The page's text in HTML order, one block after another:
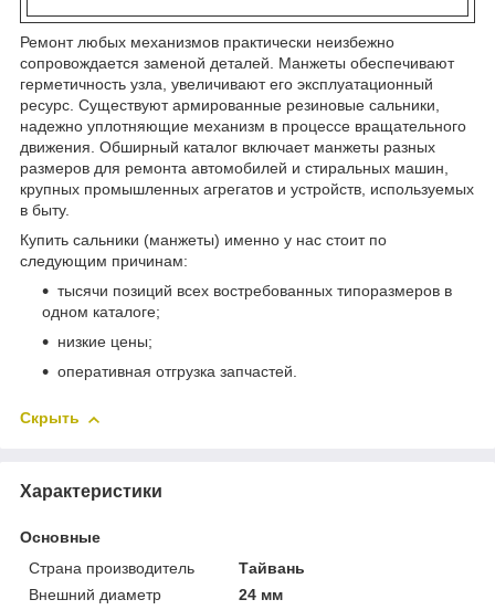
Ремонт любых механизмов практически неизбежно
сопровождается заменой деталей. Манжеты обеспечивают
герметичность узла, увеличивают его эксплуатационный
ресурс. Существуют армированные резиновые сальники,
надежно уплотняющие механизм в процессе вращательного
движения. Обширный каталог включает манжеты разных
размеров для ремонта автомобилей и стиральных машин,
крупных промышленных агрегатов и устройств, используемых
в быту.
Купить сальники (манжеты) именно у нас стоит по
следующим причинам:
тысячи позиций всех востребованных типоразмеров в
одном каталоге;
низкие цены;
оперативная отгрузка запчастей.
Скрыть
Характеристики
Основные
Страна производитель
Тайвань
Внешний диаметр
24 мм